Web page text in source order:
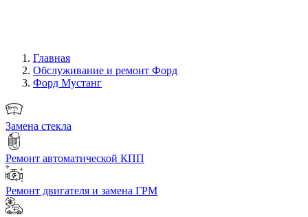
Главная
Обслуживание и ремонт Форд
Форд Мустанг
Замена стекла
Ремонт автоматической КПП
Ремонт двигателя и замена ГРМ